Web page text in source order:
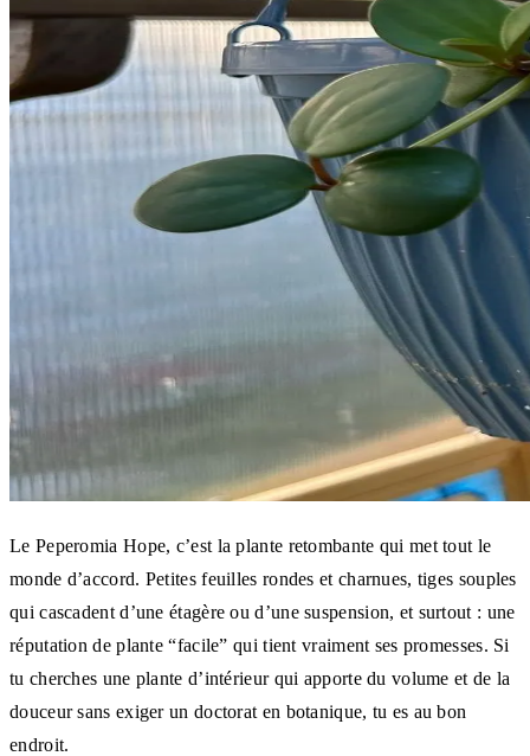
Le Peperomia Hope, c’est la plante retombante qui met tout le
monde d’accord. Petites feuilles rondes et charnues, tiges souples
qui cascadent d’une étagère ou d’une suspension, et surtout : une
réputation de plante “facile” qui tient vraiment ses promesses. Si
tu cherches une plante d’intérieur qui apporte du volume et de la
douceur sans exiger un doctorat en botanique, tu es au bon
endroit.